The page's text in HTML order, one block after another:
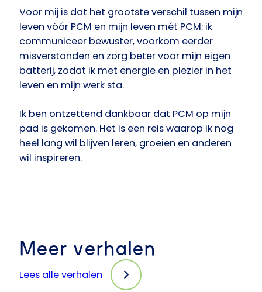
Voor mij is dat het grootste verschil tussen mijn
leven vóór PCM en mijn leven mét PCM: ik
communiceer bewuster, voorkom eerder
misverstanden en zorg beter voor mijn eigen
batterij, zodat ik met energie en plezier in het
leven en mijn werk sta.
Ik ben ontzettend dankbaar dat PCM op mijn
pad is gekomen. Het is een reis waarop ik nog
heel lang wil blijven leren, groeien en anderen
wil inspireren.
Meer verhalen
Lees alle verhalen